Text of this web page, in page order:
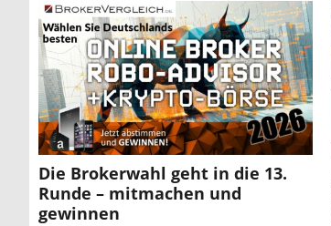
Die Brokerwahl geht in die 13.
Runde – mitmachen und
gewinnen